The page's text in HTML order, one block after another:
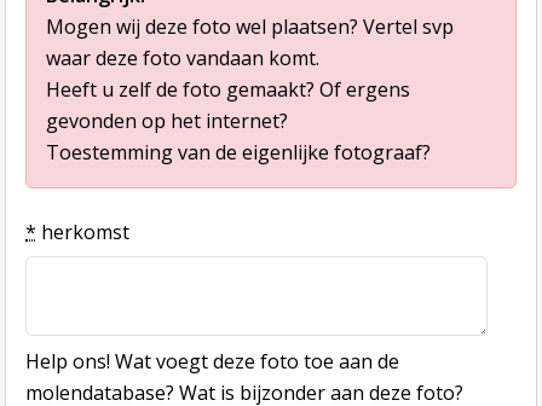
Mogen wij deze foto wel plaatsen? Vertel svp
waar deze foto vandaan komt.
Heeft u zelf de foto gemaakt? Of ergens
gevonden op het internet?
Toestemming van de eigenlijke fotograaf?
* herkomst
Help ons! Wat voegt deze foto toe aan de
molendatabase? Wat is bijzonder aan deze foto?